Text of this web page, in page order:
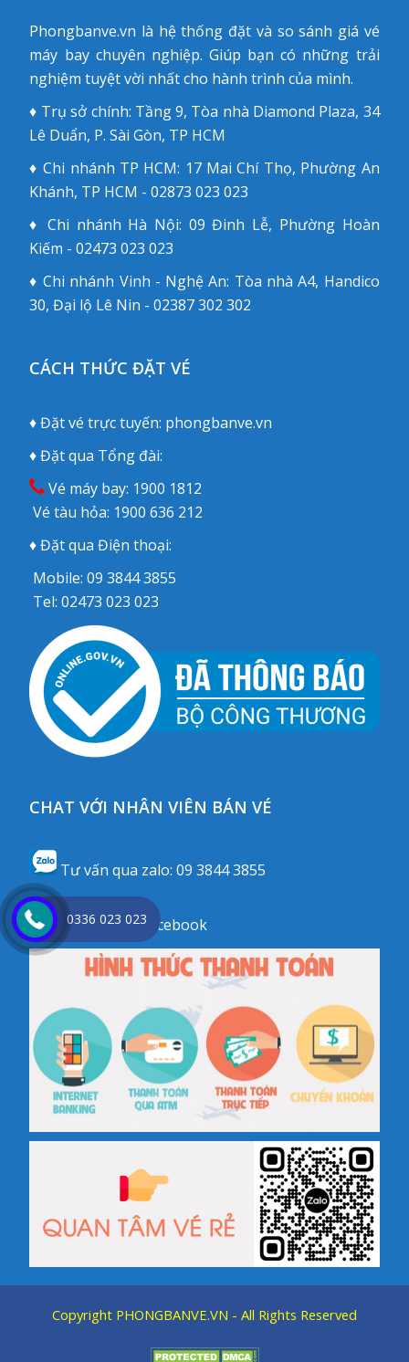
Phongbanve.vn là hệ thống đặt và so sánh giá vé
máy bay chuyên nghiệp. Giúp bạn có những trải
nghiệm tuyệt vời nhất cho hành trình của mình.
♦ Trụ sở chính: Tầng 9, Tòa nhà Diamond Plaza, 34
Lê Duẩn, P. Sài Gòn, TP HCM
♦ Chi nhánh TP HCM: 17 Mai Chí Thọ, Phường An
Khánh, TP HCM - 02873 023 023
♦ Chi nhánh Hà Nội: 09 Đinh Lễ, Phường Hoàn
Kiếm - 02473 023 023
♦ Chi nhánh Vinh - Nghệ An: Tòa nhà A4, Handico
30, Đại lộ Lê Nin - 02387 302 302
CÁCH THỨC ĐẶT VÉ
♦ Đặt vé trực tuyến: phongbanve.vn
♦ Đặt qua Tổng đài:
Vé máy bay: 1900 1812
Vé tàu hỏa: 1900 636 212
♦ Đặt qua Điện thoại:
Mobile:09 3844 3855
Tel:02473 023 023
CHAT VỚI NHÂN VIÊN BÁN VÉ
Tư vấn qua zalo:09 3844 3855
Tư vấn quaFacebook
Copyright PHONGBANVE.VN - All Rights Reserved
0336 023 023